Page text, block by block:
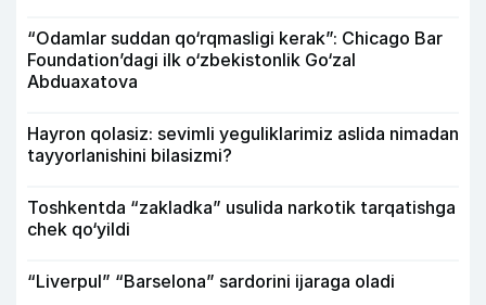
“Odamlar suddan qo‘rqmasligi kerak”: Chicago Bar
Foundation’dagi ilk o‘zbekistonlik Go‘zal
Abduaxatova
Hayron qolasiz: sevimli yeguliklarimiz aslida nimadan
tayyorlanishini bilasizmi?
Toshkentda “zakladka” usulida narkotik tarqatishga
chek qo‘yildi
“Liverpul” “Barselona” sardorini ijaraga oladi